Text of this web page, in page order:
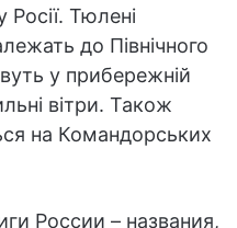
Росії. Тюлені
до Північного
у прибережній
вітри. Також
на Командорських